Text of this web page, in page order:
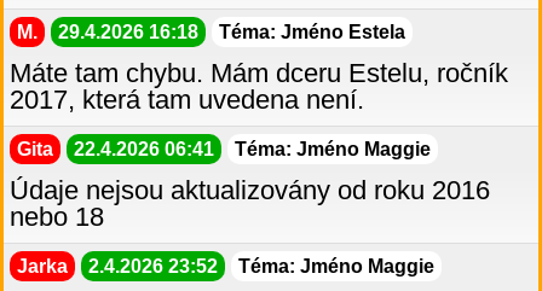
M. 29.4.2026 16:18 Téma: Jméno Estela
Máte tam chybu. Mám dceru Estelu, ročník
2017, která tam uvedena není.
Gita 22.4.2026 06:41 Téma: Jméno Maggie
Údaje nejsou aktualizovány od roku 2016
nebo 18
Jarka 2.4.2026 23:52 Téma: Jméno Maggie